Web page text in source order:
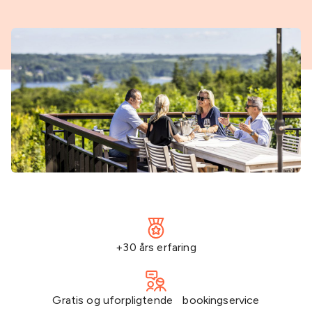
+30 års erfaring
Gratis og uforpligtende bookingservice